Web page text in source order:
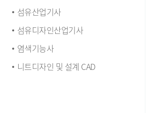
섬유산업기사
섬유디자인산업기사
염색기능사
니트디자인 및 설계 CAD